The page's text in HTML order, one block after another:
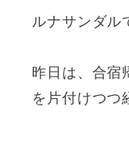
ルナサンダル
昨日は、合宿
を片付けつつ